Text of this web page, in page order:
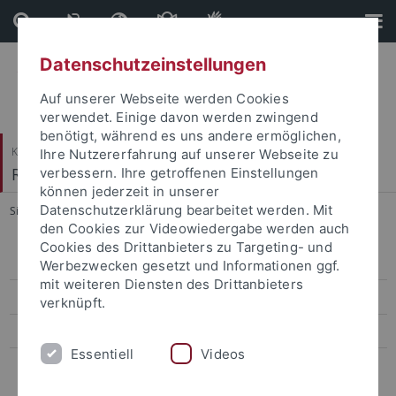
Direkt
zum
Inhalt
Direkt
zur
Fußleiste
Katholisch-Theologische Fakultät
Religionspädagogik
Sie sind hier: Startseite ... Mitwirken
Veröffentlichungen
Aktuelle Qualifikationsarbeiten
Mitwirken
Datenschutzeinstellungen
Auf unserer Webseite werden Cookies
verwendet. Einige davon werden zwingend
benötigt, während es uns andere ermöglichen,
Ihre Nutzererfahrung auf unserer Webseite zu
verbessern. Ihre getroffenen Einstellungen
können jederzeit in unserer
Datenschutzerklärung bearbeitet werden. Mit
den Cookies zur Videowiedergabe werden auch
Cookies des Drittanbieters zu Targeting- und
Werbezwecken gesetzt und Informationen ggf.
mit weiteren Diensten des Drittanbieters
verknüpft.
Essentiell Videos